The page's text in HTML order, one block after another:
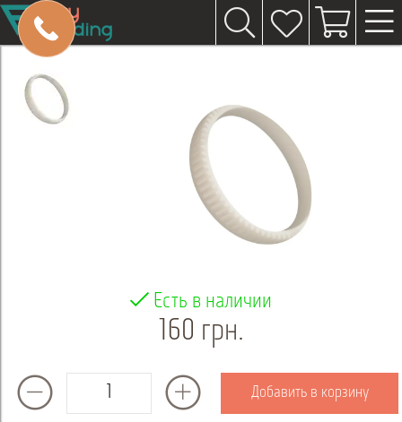
Есть в наличии
160 грн.
Добавить в корзину